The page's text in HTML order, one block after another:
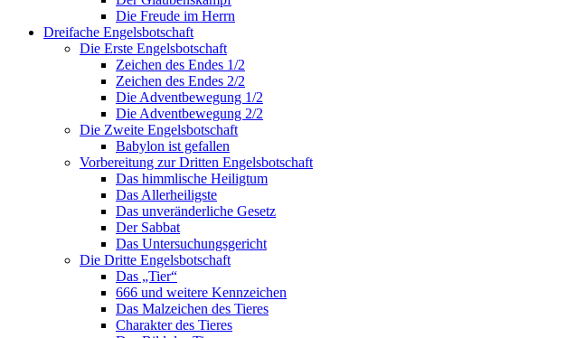
Die Freude im Herrn
Dreifache Engelsbotschaft
Die Erste Engelsbotschaft
Zeichen des Endes 1/2
Zeichen des Endes 2/2
Die Adventbewegung 1/2
Die Adventbewegung 2/2
Die Zweite Engelsbotschaft
Babylon ist gefallen
Vorbereitung zur Dritten Engelsbotschaft
Das himmlische Heiligtum
Das Allerheiligste
Das unveränderliche Gesetz
Der Sabbat
Das Untersuchungsgericht
Die Dritte Engelsbotschaft
Das „Tier“
666 und weitere Kennzeichen
Das Malzeichen des Tieres
Charakter des Tieres